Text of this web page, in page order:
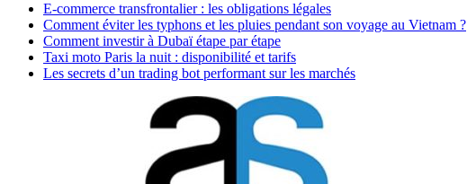
E-commerce transfrontalier : les obligations légales
Comment éviter les typhons et les pluies pendant son voyage au Vietnam ?
Comment investir à Dubaï étape par étape
Taxi moto Paris la nuit : disponibilité et tarifs
Les secrets d’un trading bot performant sur les marchés